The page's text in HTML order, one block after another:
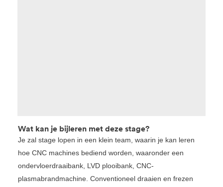
Wat kan je bijleren met deze stage?
Je zal stage lopen in een klein team, waarin je kan leren
hoe CNC machines bediend worden, waaronder een
ondervloerdraaibank, LVD plooibank, CNC-
plasmabrandmachine. Conventioneel draaien en frezen